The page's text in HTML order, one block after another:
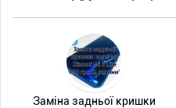
Заміна задньої кришки